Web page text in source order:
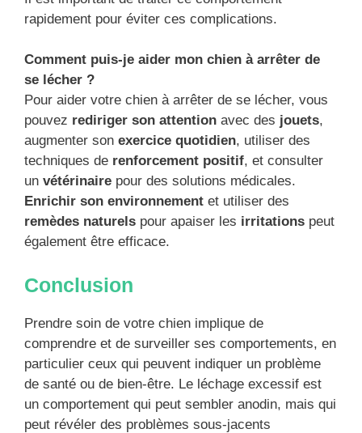
rapidement pour éviter ces complications.
Comment puis-je aider mon chien à arrêter de
se lécher ?
Pour aider votre chien à arrêter de se lécher, vous
pouvez rediriger son attention avec des jouets,
augmenter son exercice quotidien, utiliser des
techniques de renforcement positif, et consulter
un vétérinaire pour des solutions médicales.
Enrichir son environnement et utiliser des
remèdes naturels pour apaiser les irritations peut
également être efficace.
Conclusion
Prendre soin de votre chien implique de
comprendre et de surveiller ses comportements, en
particulier ceux qui peuvent indiquer un problème
de santé ou de bien-être. Le léchage excessif est
un comportement qui peut sembler anodin, mais qui
peut révéler des problèmes sous-jacents